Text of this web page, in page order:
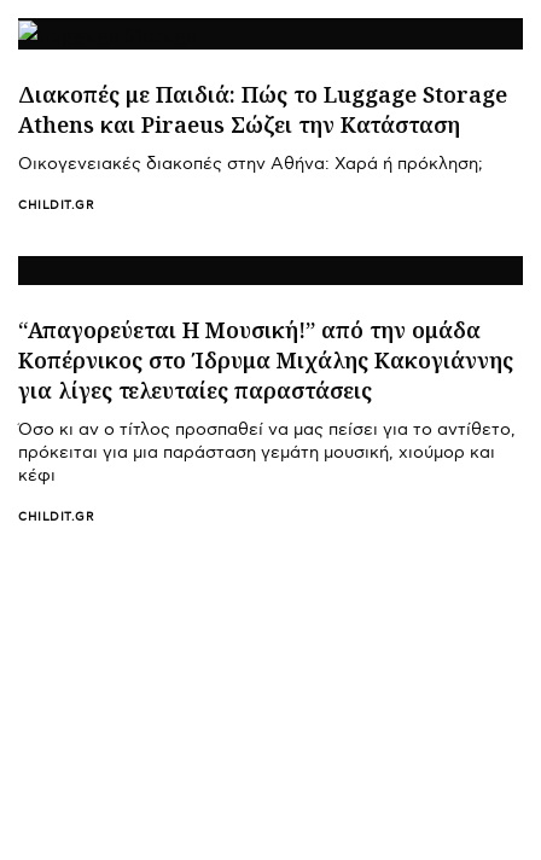
Διακοπές με Παιδιά: Πώς το Luggage Storage
Athens και Piraeus Σώζει την Κατάσταση
Οικογενειακές διακοπές στην Αθήνα: Χαρά ή πρόκληση;
CHILDIT.GR
“Απαγορεύεται Η Μουσική!” από την ομάδα
Κοπέρνικος στο Ίδρυμα Μιχάλης Κακογιάννης
για λίγες τελευταίες παραστάσεις
Όσο κι αν ο τίτλος προσπαθεί να μας πείσει για το αντίθετο,
πρόκειται για μια παράσταση γεμάτη μουσική, χιούμορ και
κέφι
CHILDIT.GR